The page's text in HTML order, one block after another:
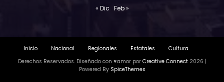
« Dic Feb »
Inicio Nacional Regionales Estatales
Cultura
Derechos Reservados. Diseñado con ♥amor por Creative Connect2026 |
Powered By SpiceThemes